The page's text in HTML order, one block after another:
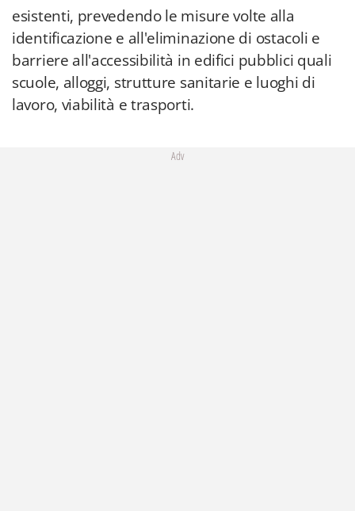
esistenti, prevedendo le misure volte alla
identificazione e all'eliminazione di ostacoli e
barriere all'accessibilità in edifici pubblici quali
scuole, alloggi, strutture sanitarie e luoghi di
lavoro, viabilità e trasporti.
Adv